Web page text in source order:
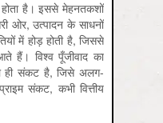
होता है। इससे मेहनतकशों
ओर, उत्पादन के साधनों
में होड़ होती है, जिससे
हैं। विश्व पूँजीवाद का
ही संकट है, जिसे अलग-
संकट, कभी वित्तीय